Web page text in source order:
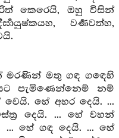
කෙරෙයි, ඔහු විසින්
වර්‍ණවත්හ,
මරණින් මතු ගඳ ගඳෙහි
පැමිණෙන්නෙම් නම්
වෙයි. හේ අහර දෙයි. ...
දෙයි. ... හේ වහන්
... හේ ගඳ දෙයි. ... හේ